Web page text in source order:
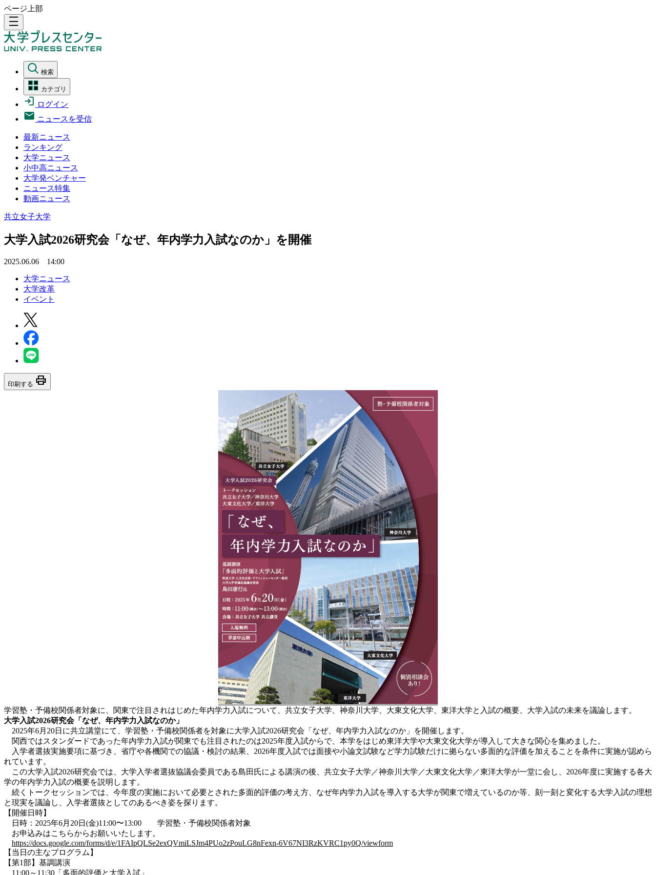
ページ上部
density_medium
検索
カテゴリ
ログイン
ニュースを受信
最新ニュース
ランキング
大学ニュース
小中高ニュース
大学発ベンチャー
ニュース特集
動画ニュース
共立女子大学
大学入試2026研究会「なぜ、年内学力入試なのか」を開催
2025.06.06 14:00
大学ニュース
大学改革
イベント
印刷する print
学習塾・予備校関係者対象に、関東で注目されはじめた年内学力入試について、共立女子大学、神奈川大学、大東文化大学、東洋大学と入試の概要、大学入試の未来を議論します。
大学入試2026研究会「なぜ、年内学力入試なのか」
2025年6月20日に共立講堂にて、学習塾・予備校関係者を対象に大学入試2026研究会「なぜ、年内学力入試なのか」を開催します。
関西ではスタンダードであった年内学力入試が関東でも注目されたのは2025年度入試からで、本学をはじめ東洋大学や大東文化大学が導入して大きな関心を集めました。
入学者選抜実施要項に基づき、省庁や各機関での協議・検討の結果、2026年度入試では面接や小論文試験など学力試験だけに拠らない多面的な評価を加えることを条件に実施が認めら
れています。
この大学入試2026研究会では、大学入学者選抜協議会委員である島田氏による講演の後、共立女子大学／神奈川大学／大東文化大学／東洋大学が一堂に会し、2026年度に実施する各大
学の年内学力入試の概要を説明します。
続くトークセッションでは、今年度の実施において必要とされた多面的評価の考え方、なぜ年内学力入試を導入する大学が関東で増えているのか等、刻一刻と変化する大学入試の理想
と現実を議論し、入学者選抜としてのあるべき姿を探ります。
【開催日時】
日時：2025年6月20日(金)11:00〜13:00 学習塾・予備校関係者対象
お申込みはこちらからお願いいたします。
https://docs.google.com/forms/d/e/1FAIpQLSe2exQVmiLSJm4PUo2zPouLG8nFexn-6V67NI3RzKVRC1py0Q/viewform
【当日の主なプログラム】
【第1部】基調講演
11:00～11:30「多面的評価と大学入試」